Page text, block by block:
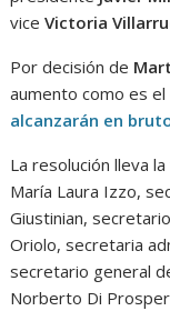
viceVictoria
Por decisión de
aumento como es el
alcanzarán en
La resolución lleva
María Laura Izzo,
Giustinian,
Oriolo, secretaria
secretario general
Norberto Di